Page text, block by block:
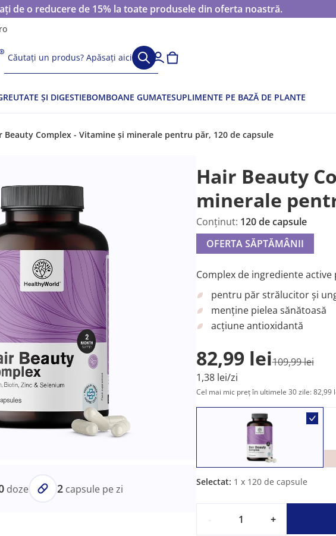
de o reducere de 15% la toate produsele din oferta noastră.
Căutați un produs? Apăsați aici
ȘI DIGESTIEBOMBOANE GUMATESUPLIMENTE PE BAZĂ DE PLANTE
Beauty Complex - Vitamine și minerale pentru păr, 120 de capsule
doze 2capsule pe zi
Hair Beauty
minerale
Conținut: 120 de capsule
OFERTA SĂPTĂMÂNII
Complex de ingrediente
pentru păr strălucitor și
menține pielea sănătoasă
acțiune antioxidantă
82,99 lei109,99 lei
1,38 lei/zi
Cel mai mic preț în ultimele 30 zile: 82,99
Selectat: 1 x 120 de capsule
+